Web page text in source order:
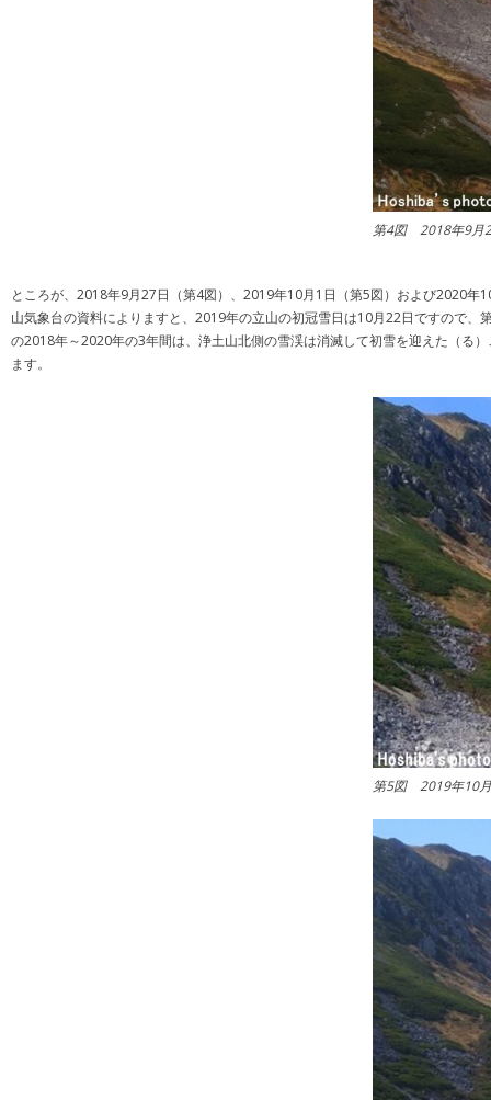
第4図 2018年9月
ところが、2018年9月27日（第4図）、2019年10月1日（第5図）および2020
山気象台の資料によりますと、2019年の立山の初冠雪日は10月22日ですので
の2018年～2020年の3年間は、浄土山北側の雪渓は消滅して初雪を迎えた（る
ます。
第5図 2019年10